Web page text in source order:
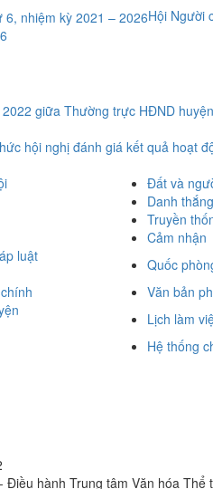
Hội Người
giữa Thường trực HĐND
hội nghị đánh giá kết quả hoạt
luật
Đất và
Danh thắng
Truyền
Cảm nhận
Quốc
Văn bản
Lịch làm
Hệ thống
Điều hành Trung tâm Văn hóa